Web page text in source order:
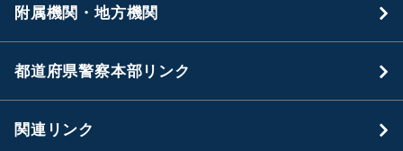
附属機関・地方機関
都道府県警察本部リンク
関連リンク